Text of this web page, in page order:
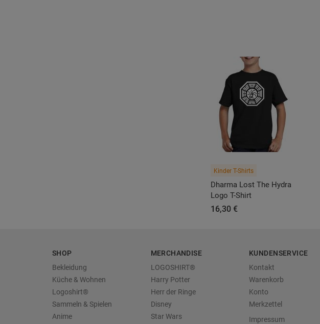
Kinder T-Shirts
Dharma Lost The Hydra
Logo T-Shirt
16,30 €
SHOP
Bekleidung
Küche & Wohnen
Logoshirt®
Sammeln & Spielen
Anime
MERCHANDISE
LOGOSHIRT®
Harry Potter
Herr der Ringe
Disney
Star Wars
KUNDENSERVICE
Kontakt
Warenkorb
Konto
Merkzettel
Impressum